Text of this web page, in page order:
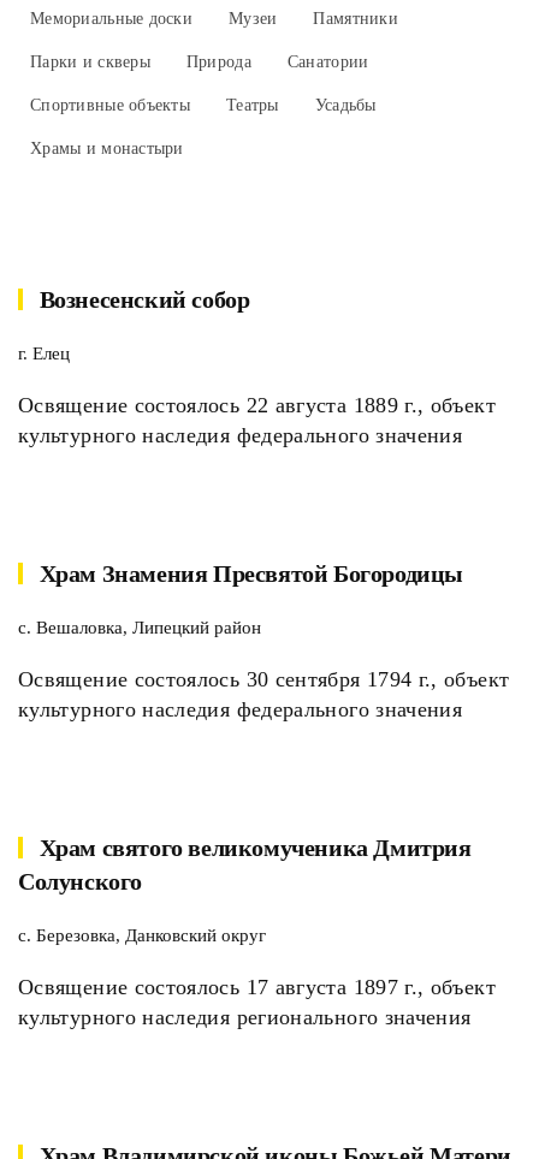
Мемориальные доски Музеи Памятники
Парки и скверы Природа Санатории
Спортивные объекты Театры Усадьбы
Храмы и монастыри
Вознесенский собор
г. Елец
Освящение состоялось 22 августа 1889 г., объект
культурного наследия федерального значения
Храм Знамения Пресвятой Богородицы
с. Вешаловка, Липецкий район
Освящение состоялось 30 сентября 1794 г., объект
культурного наследия федерального значения
Храм святого великомученика Дмитрия
Солунского
с. Березовка, Данковский округ
Освящение состоялось 17 августа 1897 г., объект
культурного наследия регионального значения